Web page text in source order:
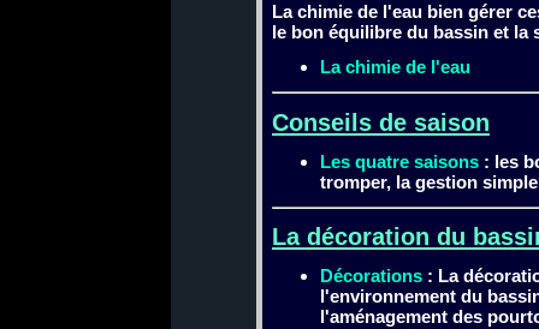
La chimie de l'eau bien gérer
le bon équilibre du bassin et la
La chimie de l'eau
Conseils de saison
Les quatre saisons : les
tromper, la gestion
La décoration du
Décorations : La
l'environnement du
l'aménagement des